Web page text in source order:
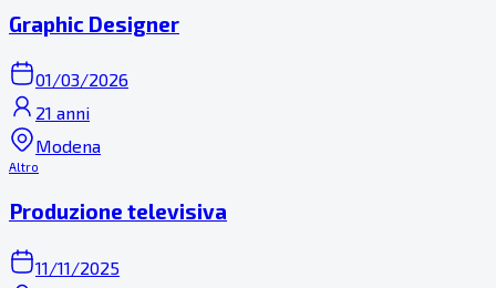
Graphic Designer
01/03/2026
21 anni
Modena
Altro
Produzione televisiva
11/11/2025